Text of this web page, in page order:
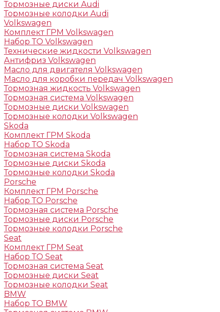
Тормозные диски Audi
Тормозные колодки Audi
Volkswagen
Комплект ГРМ Volkswagen
Набор ТО Volkswagen
Технические жидкости Volkswagen
Антифриз Volkswagen
Масло для двигателя Volkswagen
Масло для коробки передач Volkswagen
Тормозная жидкость Volkswagen
Тормозная система Volkswagen
Тормозные диски Volkswagen
Тормозные колодки Volkswagen
Skoda
Комплект ГРМ Skoda
Набор ТО Skoda
Тормозная система Skoda
Тормозные диски Skoda
Тормозные колодки Skoda
Porsche
Комплект ГРМ Porsche
Набор ТО Porsche
Тормозная система Porsche
Тормозные диски Porsche
Тормозные колодки Porsche
Seat
Комплект ГРМ Seat
Набор ТО Seat
Тормозная система Seat
Тормозные диски Seat
Тормозные колодки Seat
BMW
Набор ТО BMW